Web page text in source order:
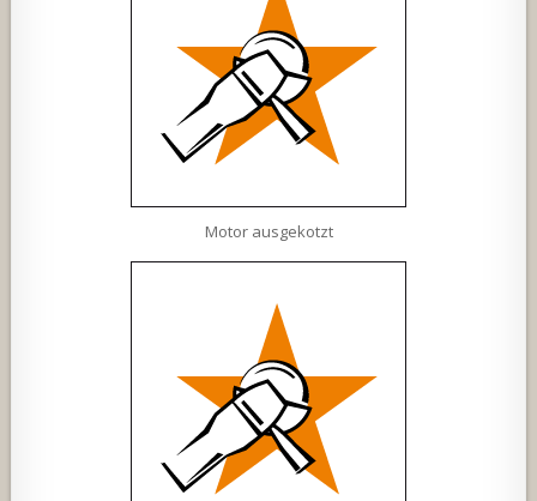
Motor ausgekotzt